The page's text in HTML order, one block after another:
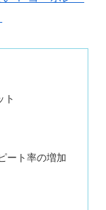
ト
ート率の増加